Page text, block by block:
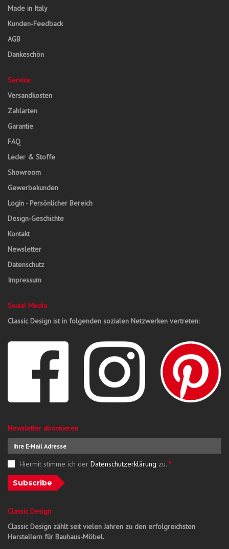
Made in Italy
Kunden-Feedback
AGB
Dankeschön
Service
Versandkosten
Zahlarten
Garantie
FAQ
Leder & Stoffe
Showroom
Gewerbekunden
Login - Persönlicher Bereich
Design-Geschichte
Kontakt
Newsletter
Datenschutz
Impressum
Social Media
Classic Design ist in folgenden sozialen Netzwerken vertreten:
Newsletter abonnieren
Hiermit stimme ich der Datenschutzerklärung zu. *
Subscribe
Classic Design
Classic Design zählt seit vielen Jahren zu den erfolgreichsten
Herstellern für Bauhaus-Möbel.